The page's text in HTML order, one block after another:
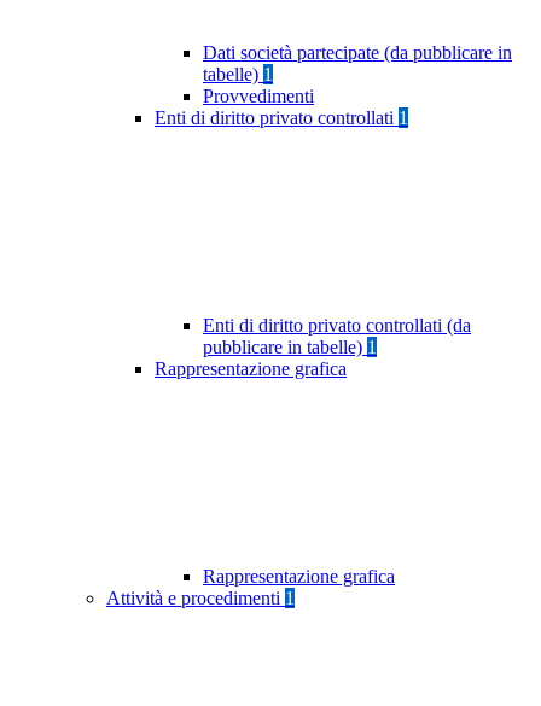
Dati società partecipate (da pubblicare in
tabelle) 1
Provvedimenti
Enti di diritto privato controllati 1
Enti di diritto privato controllati (da
pubblicare in tabelle) 1
Rappresentazione grafica
Rappresentazione grafica
Attività e procedimenti 1